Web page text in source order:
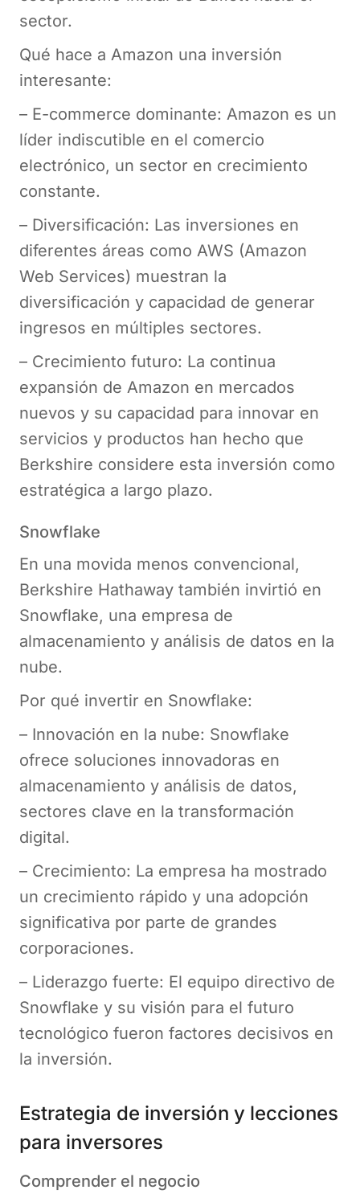
sector.
Qué hace a Amazon una inversión
interesante:
– E-commerce dominante: Amazon es un
líder indiscutible en el comercio
electrónico, un sector en crecimiento
constante.
– Diversificación: Las inversiones en
diferentes áreas como AWS (Amazon
Web Services) muestran la
diversificación y capacidad de generar
ingresos en múltiples sectores.
– Crecimiento futuro: La continua
expansión de Amazon en mercados
nuevos y su capacidad para innovar en
servicios y productos han hecho que
Berkshire considere esta inversión como
estratégica a largo plazo.
Snowflake
En una movida menos convencional,
Berkshire Hathaway también invirtió en
Snowflake, una empresa de
almacenamiento y análisis de datos en la
nube.
Por qué invertir en Snowflake:
– Innovación en la nube: Snowflake
ofrece soluciones innovadoras en
almacenamiento y análisis de datos,
sectores clave en la transformación
digital.
– Crecimiento: La empresa ha mostrado
un crecimiento rápido y una adopción
significativa por parte de grandes
corporaciones.
– Liderazgo fuerte: El equipo directivo de
Snowflake y su visión para el futuro
tecnológico fueron factores decisivos en
la inversión.
Estrategia de inversión y lecciones
para inversores
Comprender el negocio